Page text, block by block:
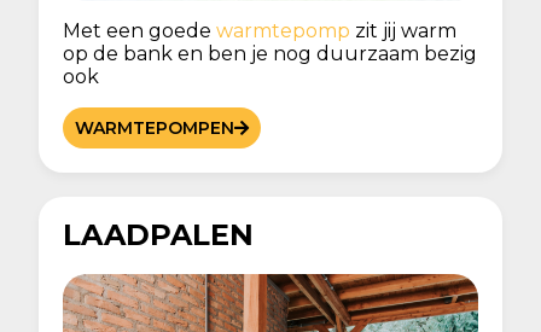
Met een goede warmtepomp zit jij warm
op de bank en ben je nog duurzaam bezig
ook
WARMTEPOMPEN
LAADPALEN